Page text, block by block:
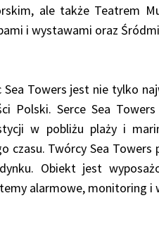
ale także Teatrem
i wystawami oraz
Towers jest nie tylko
Polski. Serce Sea
w pobliżu plaży i
czasu. Twórcy Sea Towers
Obiekt jest
alarmowe, monitoring i